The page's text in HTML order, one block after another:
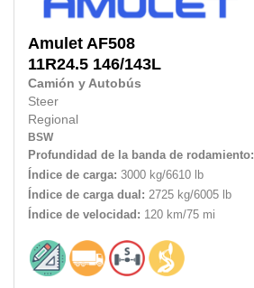
Amulet AF508
11R24.5 146/143L
Camión y Autobús
Steer
Regional
BSW
Profundidad de la banda de rodamiento:
Índice de carga: 3000 kg/6610 lb
Índice de carga dual: 2725 kg/6005 lb
Índice de velocidad: 120 km/75 mi